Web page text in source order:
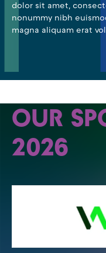
dolor sit amet,
nonummy nibh
magna aliquam erat
OUR
2026